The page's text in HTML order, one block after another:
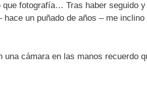
fotografía… Tras haber seguido
un puñado de años – me
cámara en las manos recuerdo